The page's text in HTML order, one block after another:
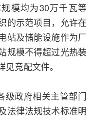
模均为30万千瓦等
的示范项目，允许在
站及储能设施作为厂
规模不得超过光热装
竞配文件。
级政府相关主管部门
法律法规技术标准明